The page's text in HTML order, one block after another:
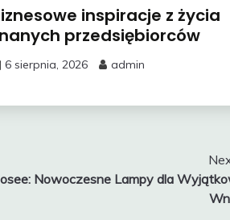
inspiracje z życia
przedsiębiorców
6 sierpnia, 2026 admin
Nowoczesne Lampy dla